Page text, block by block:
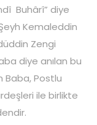
Buhârî” diye
Kemaleddin
Zengi
diye anılan bu
Baba, Postlu
ile birlikte